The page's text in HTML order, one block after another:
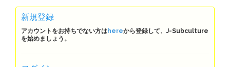
新規登録
アカウントをお持ちでない方はhereから登録して、J-Subculture
を始めましょう。